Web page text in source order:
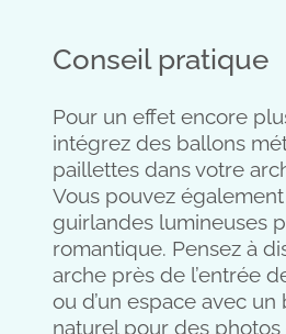
Conseil pratique
Pour un effet encore
intégrez des ballons
paillettes dans votre
Vous pouvez
guirlandes lumineuses
romantique. Pensez à
arche près de l’entrée
ou d’un espace avec
naturel pour des photos